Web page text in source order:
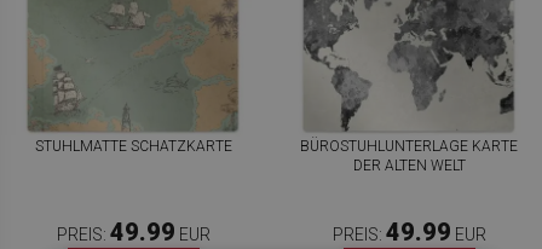
STUHLMATTE SCHATZKARTE
PREIS: 49.99 EUR
BÜROSTUHLUNTERLAGE KARTE
DER ALTEN WELT
PREIS: 49.99 EUR